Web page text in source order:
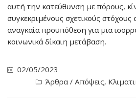
αυτή την κατεύθυνση με πόρους,
συγκεκριμένους σχετικούς στόχους
αναγκαία προϋπόθεση για μια
κοινωνικά δίκαιη μετάβαση.
02/05/2023
Άρθρα / Απόψεις,